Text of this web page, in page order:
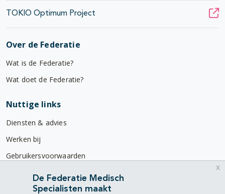
TOKIO Optimum Project
Over de Federatie
Wat is de Federatie?
Wat doet de Federatie?
Nuttige links
Diensten & advies
Werken bij
Gebruikersvoorwaarden
Privacyverklaring
De Federatie Medisch
Specialisten maakt
x